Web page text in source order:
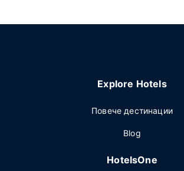
Explore Hotels
Повече дестинации
Blog
HotelsOne